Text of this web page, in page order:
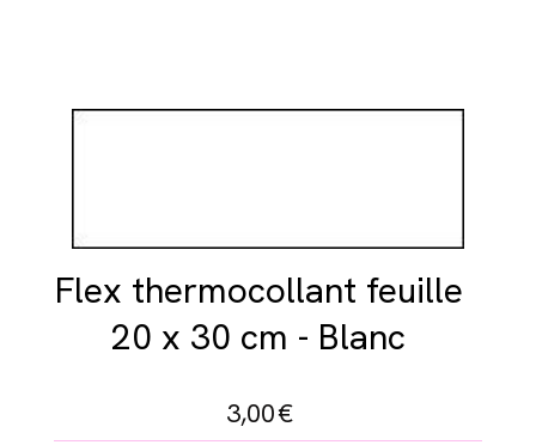
Flex thermocollant feuille
20 x 30 cm - Blanc
3,00€